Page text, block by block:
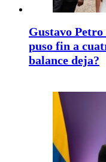
Gustavo
puso fin a
balance deja?